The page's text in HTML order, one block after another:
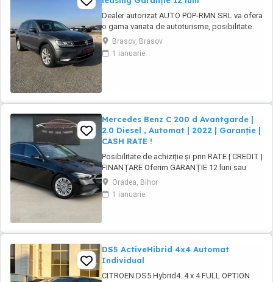
Dealer autorizat AUTO POP-RMN SRL va ofera
o gama variata de autoturisme, posibilitate
test drive si comenzi. Va asteptam in parcul
nostru pentru vizionari. * Posibilitate finantare,
rate leasing Garantie 12 luni ####FINANTARE-
Brasov, Brasov
1 ianuarie
Mercedes Benz C 200 d Avantgarde |
2.0 Diesel , Automat | 2022 | Garanție |
CASH RATE !
Posibilitate de achiziție și prin RATE | CREDIT |
FINANȚARE Oferim GARANȚIE 12 luni sau
10.000 km Mercedes-Benz C 200d 9G-Tronic
Avantgarde Motor - 2.0 diesel , Mild-hybrid
163 CP, Euro6 + motor electric 15 kW hibrid
Oradea, Bihor
1 ianuarie
DS5 ActiveHibrid 4x4 Automat
Individual
CITROEN DS5 Hybrid4. 4 x 4 FULL OPTION